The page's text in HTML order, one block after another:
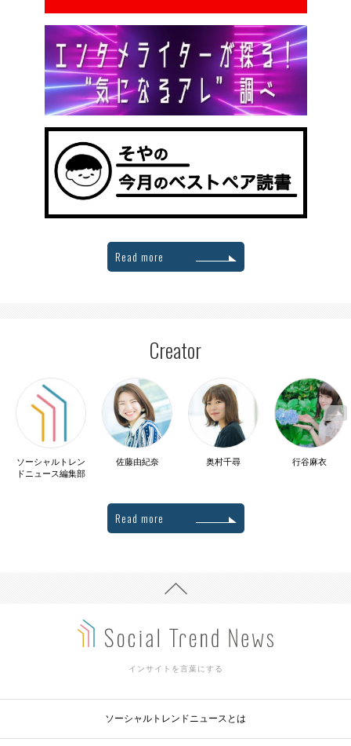
Read more
Creator
ソーシャルトレン
ドニュース編集部
佐藤由紀奈 奥村千尋 行谷麻衣
Read more
インサイトを言葉にする
ソーシャルトレンドニュースとは